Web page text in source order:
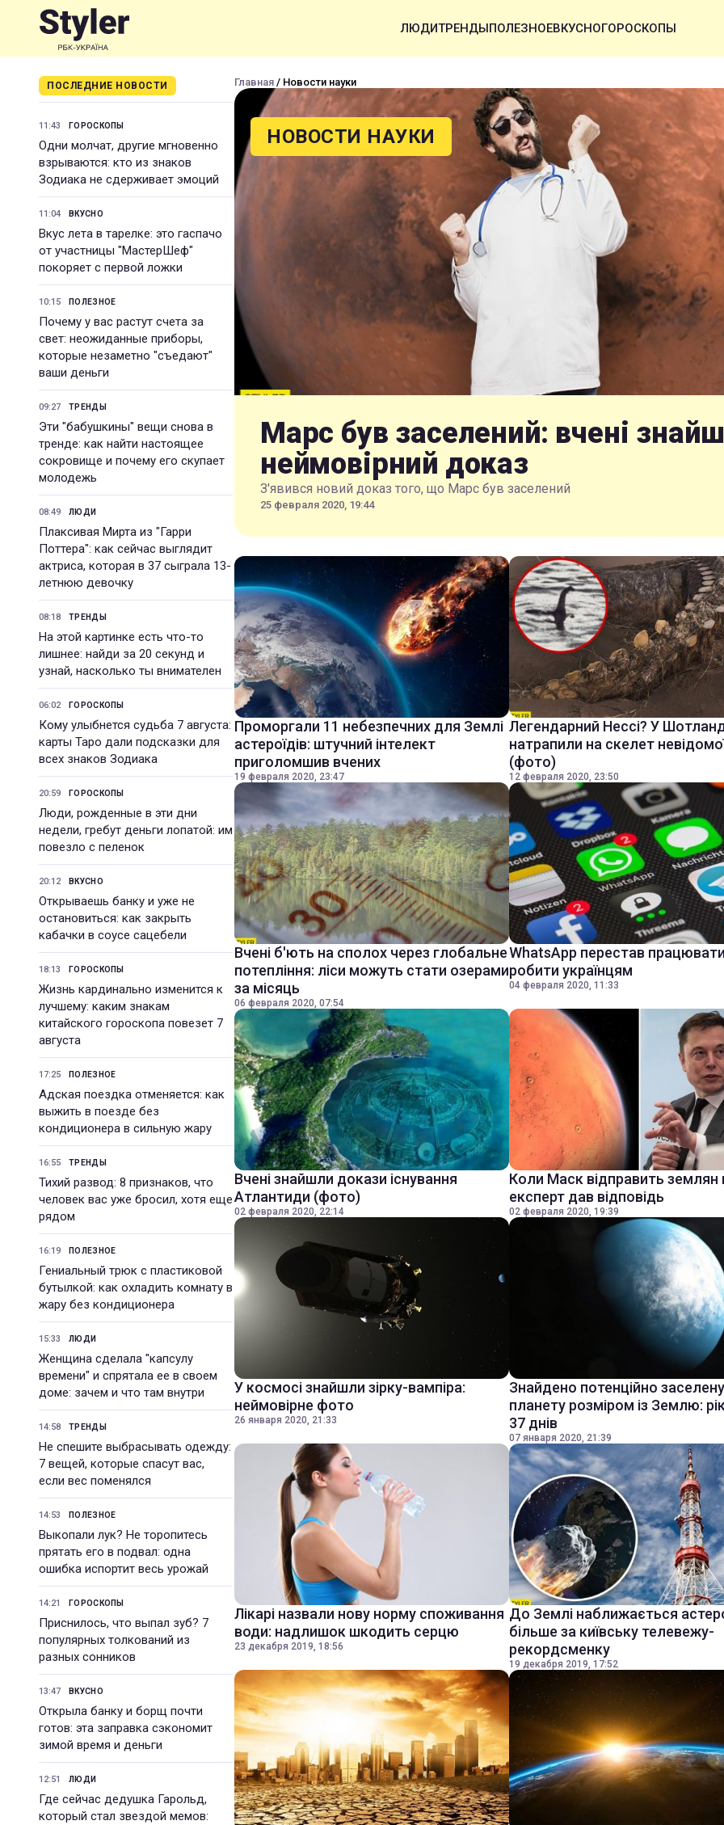
ЛЮДИТРЕНДЫПОЛЕЗНОЕВКУСНОГОРОСКОПЫ
ПОСЛЕДНИЕ НОВОСТИ
11:43 ГОРОСКОПЫ
Одни молчат, другие мгновенно
взрываются: кто из знаков
Зодиака не сдерживает эмоций
11:04 ВКУСНО
Вкус лета в тарелке: это гаспачо
от участницы "МастерШеф"
покоряет с первой ложки
10:15 ПОЛЕЗНОЕ
Почему у вас растут счета за
свет: неожиданные приборы,
которые незаметно "съедают"
ваши деньги
09:27 ТРЕНДЫ
Эти "бабушкины" вещи снова в
тренде: как найти настоящее
сокровище и почему его скупает
молодежь
08:49 ЛЮДИ
Плаксивая Мирта из "Гарри
Поттера": как сейчас выглядит
актриса, которая в 37 сыграла 13-
летнюю девочку
08:18 ТРЕНДЫ
На этой картинке есть что-то
лишнее: найди за 20 секунд и
узнай, насколько ты внимателен
06:02 ГОРОСКОПЫ
Кому улыбнется судьба 7 августа:
карты Таро дали подсказки для
всех знаков Зодиака
20:59 ГОРОСКОПЫ
Люди, рожденные в эти дни
недели, гребут деньги лопатой: им
повезло с пеленок
20:12 ВКУСНО
Открываешь банку и уже не
остановиться: как закрыть
кабачки в соусе сацебели
18:13 ГОРОСКОПЫ
Жизнь кардинально изменится к
лучшему: каким знакам
китайского гороскопа повезет 7
августа
17:25 ПОЛЕЗНОЕ
Адская поездка отменяется: как
выжить в поезде без
кондиционера в сильную жару
16:55 ТРЕНДЫ
Тихий развод: 8 признаков, что
человек вас уже бросил, хотя еще
рядом
16:19 ПОЛЕЗНОЕ
Гениальный трюк с пластиковой
бутылкой: как охладить комнату в
жару без кондиционера
15:33 ЛЮДИ
Женщина сделала "капсулу
времени" и спрятала ее в своем
доме: зачем и что там внутри
14:58 ТРЕНДЫ
Не спешите выбрасывать одежду:
7 вещей, которые спасут вас,
если вес поменялся
14:53 ПОЛЕЗНОЕ
Выкопали лук? Не торопитесь
прятать его в подвал: одна
ошибка испортит весь урожай
14:21 ГОРОСКОПЫ
Приснилось, что выпал зуб? 7
популярных толкований из
разных сонников
13:47 ВКУСНО
Открыла банку и борщ почти
готов: эта заправка сэкономит
зимой время и деньги
12:51 ЛЮДИ
Где сейчас дедушка Гарольд,
который стал звездой мемов:
Главная / Новости науки
НОВОСТИ НАУКИ
Марс був заселений: вчені
неймовірний доказ
З'явився новий доказ того, що Марс був заселений
25 февраля 2020, 19:44
Проморгали 11 небезпечних для Землі
астероїдів: штучний інтелект
приголомшив вчених
19 февраля 2020, 23:47
Легендарний Нессі? У
натрапили на скелет
(фото)
12 февраля 2020, 23:50
Вчені б'ють на сполох через глобальне
потепління: ліси можуть стати озерами
за місяць
06 февраля 2020, 07:54
WhatsApp перестав
робити українцям
04 февраля 2020, 11:33
Вчені знайшли докази існування
Атлантиди (фото)
02 февраля 2020, 22:14
Коли Маск відправить землян
експерт дав відповідь
02 февраля 2020, 19:39
У космосі знайшли зірку-вампіра:
неймовірне фото
26 января 2020, 21:33
Знайдено потенційно заселену
планету розміром із Землю:
37 днів
07 января 2020, 21:39
Лікарі назвали нову норму споживання
води: надлишок шкодить серцю
23 декабря 2019, 18:56
До Землі наближається
більше за київську телевежу-
рекордсменку
19 декабря 2019, 17:52